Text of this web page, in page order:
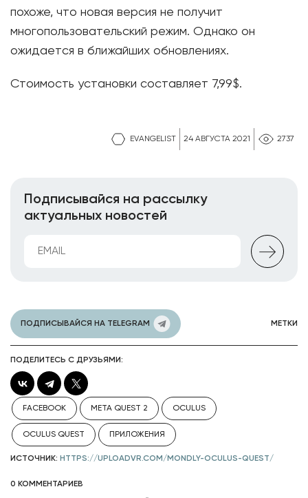
EVANGELIST 24 АВГУСТА 2021 2737
похоже, что новая версия не получит
многопользовательский режим. Однако он
ожидается в ближайших обновлениях.
Стоимость установки составляет 7,99$.
Подписывайся на рассылку
актуальных новостей
ПОДПИСЫВАЙСЯ НА TELEGRAM МЕТКИ
ПОДЕЛИТЕСЬ С ДРУЗЬЯМИ:
FACEBOOK META QUEST 2 OCULUS
OCULUS QUEST ПРИЛОЖЕНИЯ
ИСТОЧНИК: HTTPS://UPLOADVR.COM/MONDLY-OCULUS-QUEST/
0 КОММЕНТАРИЕВ